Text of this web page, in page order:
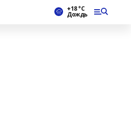
+18 °С
Дождь